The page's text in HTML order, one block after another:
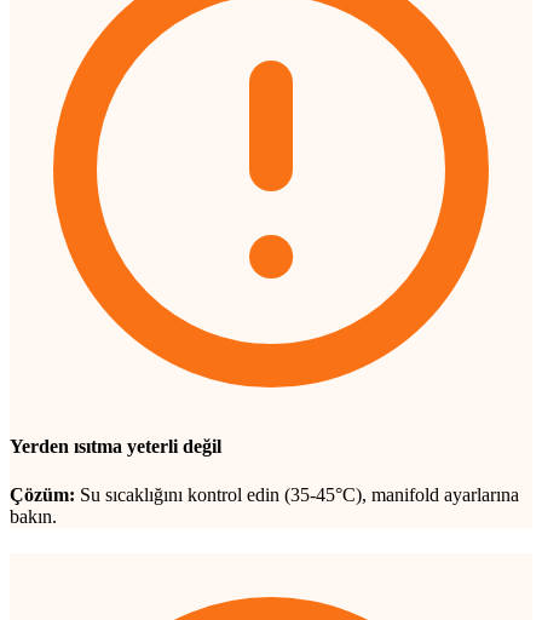
Yerden ısıtma yeterli değil
Çözüm: Su sıcaklığını kontrol edin (35-45°C), manifold ayarlarına
bakın.